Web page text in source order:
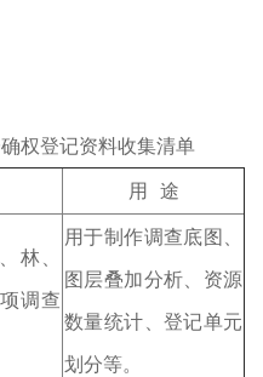
登记资料收集清单
用 途
林、
调查
用于制作调查底图、
图层叠加分析、资源
数量统计、登记单元
划分等。